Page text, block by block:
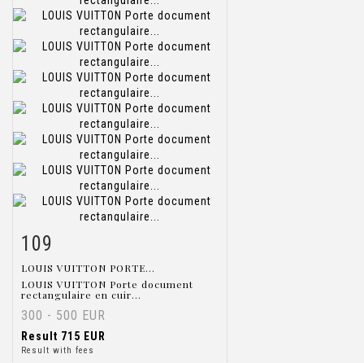
Item detail
109
LOUIS VUITTON PORTE...
LOUIS VUITTON Porte document
rectangulaire en cuir...
300 - 500 EUR
Result 715 EUR
Result with fees